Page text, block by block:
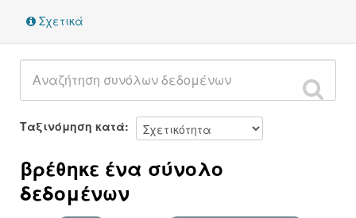
Σχετικά
Ταξινόμηση κατά
βρέθηκε ένα σύνολο
δεδομένων